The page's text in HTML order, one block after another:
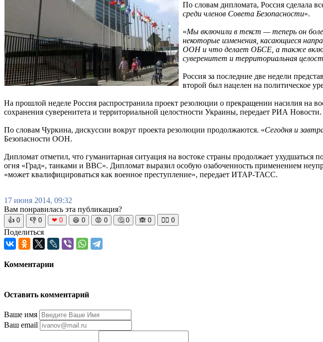
По словам дипломата, Россия сделала
среди членов Совета Безопасности».
«Мы включили в текст — теперь он
некоторые изменения, касающиеся
ООН и что делает ОБСЕ, а также
суверенитет и территориальная
Россия за последние две недели
второй был нацелен на политическое
На прошлой неделе Россия распространила проект резолюции о прекращении насилия на
сохранения суверенитета и территориальной целостности Украины, передает РИА Новости.
По словам Чуркина, дискуссии вокруг проекта резолюции продолжаются. «Сегодня и
Безопасности ООН.
Дипломат отметил, что гуманитарная ситуация на востоке страны продолжает
огня «Град», танками и ВВС». Дипломат выразил особую озабоченность применением
«может квалифицироваться как военное преступление», передает ИТАР-ТАСС.
17 июня 2014, 09:32
Вам понравилась эта публикация?
👍 0 👎 0 ❤ 0 😆 0 😡 0 🤔 0 🙈 0 🧘‍♀️ 0
Поделиться
Комментарии
Оставить комментарий
Ваше имя
Ваш email